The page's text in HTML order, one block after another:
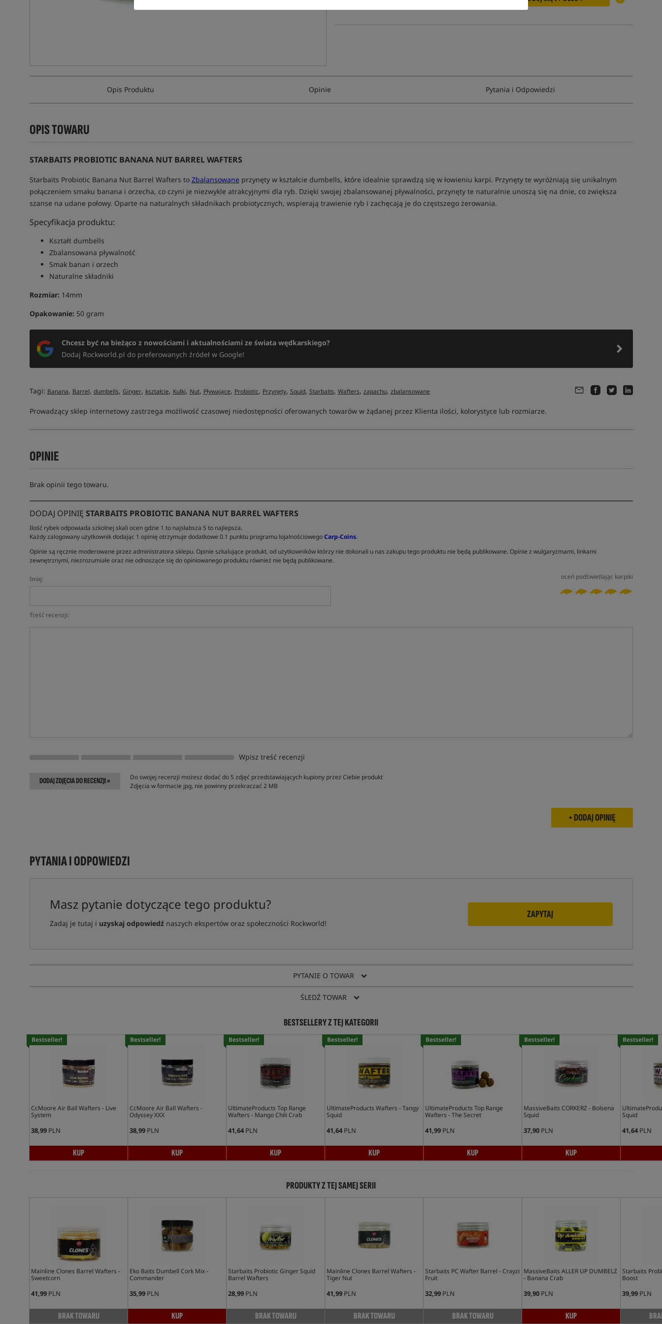
Opis Produktu Opinie Pytania i Odpowiedzi
OPIS TOWARU
STARBAITS PROBIOTIC BANANA NUT BARREL WAFTERS
Starbaits Probiotic Banana Nut Barrel Wafters to Zbalansowane przynęty w kształcie dumbells, które idealnie sprawdzą się w łowieniu karpi. Przynęty te wyróżniają się unikalnym
połączeniem smaku banana i orzecha, co czyni je niezwykle atrakcyjnymi dla ryb. Dzięki swojej zbalansowanej pływalności, przynęty te naturalnie unoszą się na dnie, co zwiększa
szanse na udane połowy. Oparte na naturalnych składnikach probiotycznych, wspierają trawienie ryb i zachęcają je do częstszego żerowania.
Specyfikacja produktu:
Kształt dumbells
Zbalansowana pływalność
Smak banan i orzech
Naturalne składniki
Rozmiar: 14mm
Opakowanie: 50 gram
Chcesz być na bieżąco z nowościami i aktualnościami ze świata wędkarskiego?
Dodaj Rockworld.pl do preferowanych źródeł w Google!
Tagi: Banana, Barrel, dumbells, Ginger, kształcie, Kulki, Nut, Pływające, Probiotic, Przynęty, Squid, Starbaits, Wafters, zapachu, zbalansowane
Prowadzący sklep internetowy zastrzega możliwość czasowej niedostępności oferowanych towarów w żądanej przez Klienta ilości, kolorystyce lub rozmiarze.
OPINIE
Brak opinii tego towaru.
DODAJ OPINIĘ STARBAITS PROBIOTIC BANANA NUT BARREL WAFTERS
Ilość rybek odpowiada szkolnej skali ocen gdzie 1 to najsłabsza 5 to najlepsza.
Każdy zalogowany użytkownik dodając 1 opinię otrzymuje dodatkowe 0.1 punktu programu lojalnościowegoCarp-Coins.
Opinie są ręcznie moderowane przez administratora sklepu. Opinie szkalujące produkt, od użytkowników którzy nie dokonali u nas zakupu tego produktu nie będą publikowane. Opinie z wulgaryzmami, linkami
zewnętrznymi, niezrozumiałe oraz nie odnoszące się do opiniowanego produktu również nie będą publikowane.
oceń podświetlając karpiki
Imię:
Treść recenzji:
Wpisz treść recenzji
DODAJ ZDJĘCIA DO RECENZJI »
Do swojej recenzji możesz dodać do 5 zdjęć przedstawiających kupiony przez Ciebie produkt
Zdjęcia w formacie jpg, nie powinny przekraczać 2 MB
PYTANIA I ODPOWIEDZI
Masz pytanie dotyczące tego produktu?
Zadaj je tutaj i uzyskaj odpowiedźnaszych ekspertów oraz społeczności Rockworld!
ZAPYTAJ
PYTANIE O TOWAR
ŚLEDŹ TOWAR
BESTSELLERY Z TEJ KATEGORII
Bestseller!
CcMoore Air Ball Wafters - Live
System
38,99PLN
KUP
Bestseller!
CcMoore Air Ball Wafters -
Odyssey XXX
38,99PLN
KUP
Bestseller!
UltimateProducts Top Range
Wafters - Mango Chili Crab
41,64PLN
KUP
Bestseller!
UltimateProducts Wafters - Tangy
Squid
41,64PLN
KUP
Bestseller!
UltimateProducts Top Range
Wafters - The Secret
41,99PLN
KUP
Bestseller!
MassiveBaits CORKERZ - Bolsena
Squid
37,90PLN
KUP
Bestseller!
Squid
41,64PLN
PRODUKTY Z TEJ SAMEJ SERII
Mainline Clones Barrel Wafters -
Sweetcorn
41,99PLN
BRAK TOWARU
Eko Baits Dumbell Cork Mix -
Commander
35,99PLN
KUP
Starbaits Probiotic Ginger Squid
Barrel Wafters
28,99PLN
BRAK TOWARU
Mainline Clones Barrel Wafters -
Tiger Nut
41,99PLN
BRAK TOWARU
Starbaits PC Wafter Barrel - Crayzi
Fruit
32,99PLN
BRAK TOWARU
MassiveBaits ALLER UP DUMBELZ
- Banana Crab
39,90PLN
KUP
Starbaits
Boost
39,99PLN